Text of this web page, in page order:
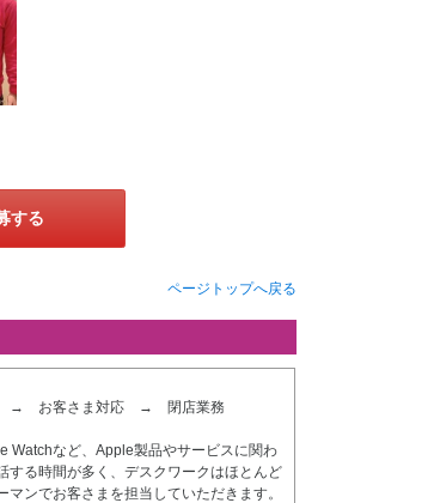
する
ページトップへ戻る
→ お客さま対応 → 閉店業務
Watchなど、Apple製品やサービスに関わ
する時間が多く、デスクワークはほとんど
ンでお客さまを担当していただきます。